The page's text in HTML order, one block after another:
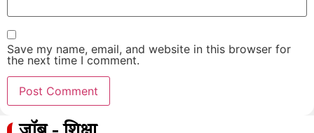
Save my name, email, and website in this browser for
the next time I comment.